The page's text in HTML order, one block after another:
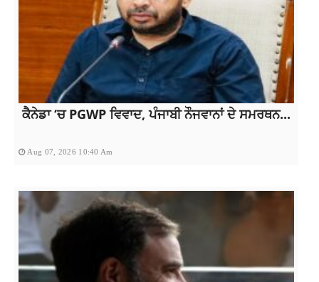
ਕੈਨੇਡਾ ‘ਚ PGWP ਵਿਵਾਦ, ਪੰਜਾਬੀ ਨੌਜਵਾਨਾਂ ਦੇ ਸਮਰਥਨ...
Aug 07, 2026 10:40 Am